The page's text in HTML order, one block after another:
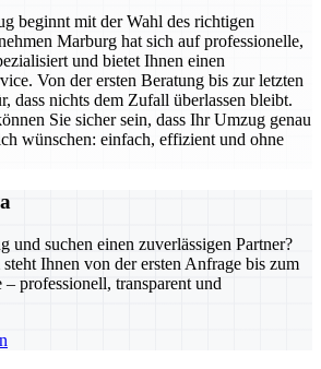
beginnt mit der Wahl des richtigen
Marburg hat sich auf professionelle,
und bietet Ihnen einen
Von der ersten Beratung bis zur letzten
dass nichts dem Zufall überlassen bleibt.
Sie sicher sein, dass Ihr Umzug genau
wünschen: einfach, effizient und ohne
und suchen einen zuverlässigen Partner?
Ihnen von der ersten Anfrage bis zum
professionell, transparent und